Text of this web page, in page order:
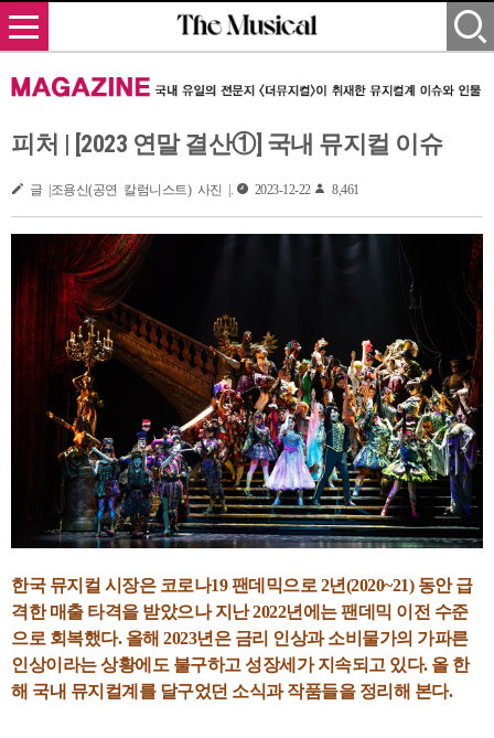
피처 | [2023 연말 결산①] 국내 뮤지컬 이슈
글 |조용신(공연 칼럼니스트) 사진 |. 2023-12-22 8,461
한국 뮤지컬 시장은 코로나19 팬데믹으로 2년(2020~21) 동안 급
격한 매출 타격을 받았으나 지난 2022년에는 팬데믹 이전 수준
으로 회복했다. 올해 2023년은 금리 인상과 소비물가의 가파른
인상이라는 상황에도 불구하고 성장세가 지속되고 있다. 올 한
해 국내 뮤지컬계를 달구었던 소식과 작품들을 정리해 본다.